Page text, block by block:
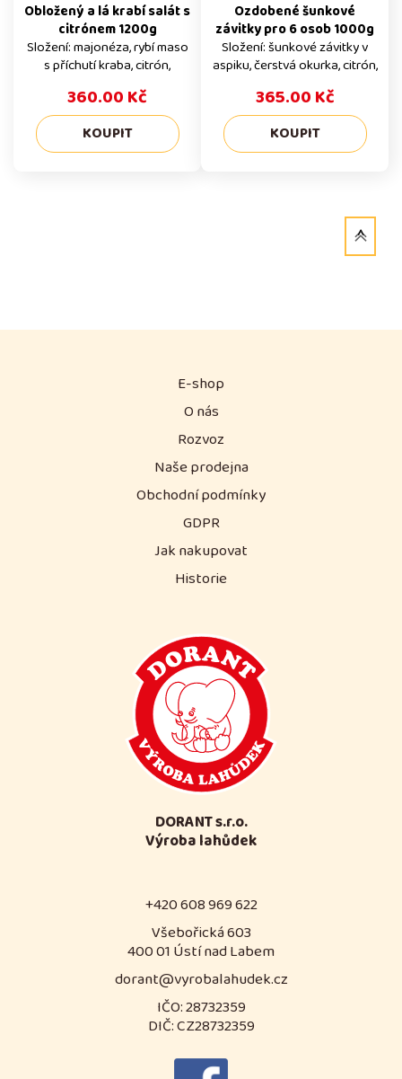
Obložený a lá krabí salát s
citrónem 1200g
Složení: majonéza, rybí maso
s příchutí kraba, citrón,
okurka, kapie, petržel
360.00 Kč
Ozdobené šunkové
závitky pro 6 osob 1000g
Složení: šunkové závitky v
aspiku, čerstvá okurka, citrón,
365.00 Kč
E-shop
O nás
Rozvoz
Naše prodejna
Obchodní podmínky
GDPR
Jak nakupovat
Historie
DORANT s.r.o.
Výroba lahůdek
+420 608 969 622
Všebořická 603
400 01 Ústí nad Labem
dorant@vyrobalahudek.cz
IČO: 28732359
DIČ: CZ28732359